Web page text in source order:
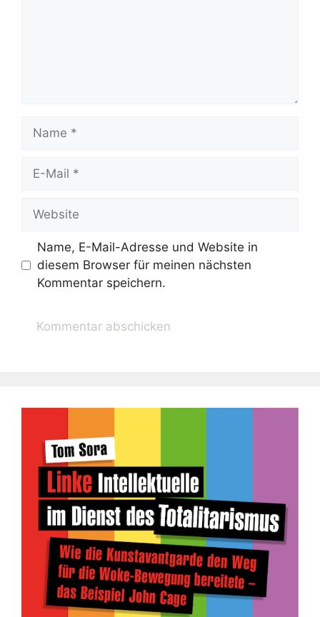
Mail
Name, E-Mail-Adresse und Website in
diesem Browser für meinen nächsten
Kommentar speichern.